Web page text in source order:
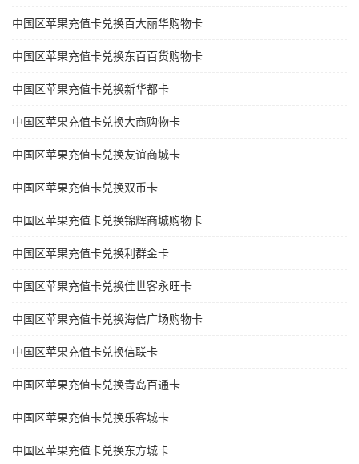
中国区苹果充值卡兑换百大丽华购物卡
中国区苹果充值卡兑换东百百货购物卡
中国区苹果充值卡兑换新华都卡
中国区苹果充值卡兑换大商购物卡
中国区苹果充值卡兑换友谊商城卡
中国区苹果充值卡兑换双币卡
中国区苹果充值卡兑换锦辉商城购物卡
中国区苹果充值卡兑换利群金卡
中国区苹果充值卡兑换佳世客永旺卡
中国区苹果充值卡兑换海信广场购物卡
中国区苹果充值卡兑换信联卡
中国区苹果充值卡兑换青岛百通卡
中国区苹果充值卡兑换乐客城卡
中国区苹果充值卡兑换东方城卡